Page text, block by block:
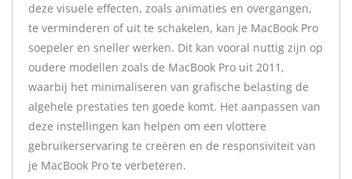
deze visuele effecten, zoals animaties en overgangen,
te verminderen of uit te schakelen, kan je MacBook Pro
soepeler en sneller werken. Dit kan vooral nuttig zijn op
oudere modellen zoals de MacBook Pro uit 2011,
waarbij het minimaliseren van grafische belasting de
algehele prestaties ten goede komt. Het aanpassen van
deze instellingen kan helpen om een vlottere
gebruikerservaring te creëren en de responsiviteit van
je MacBook Pro te verbeteren.